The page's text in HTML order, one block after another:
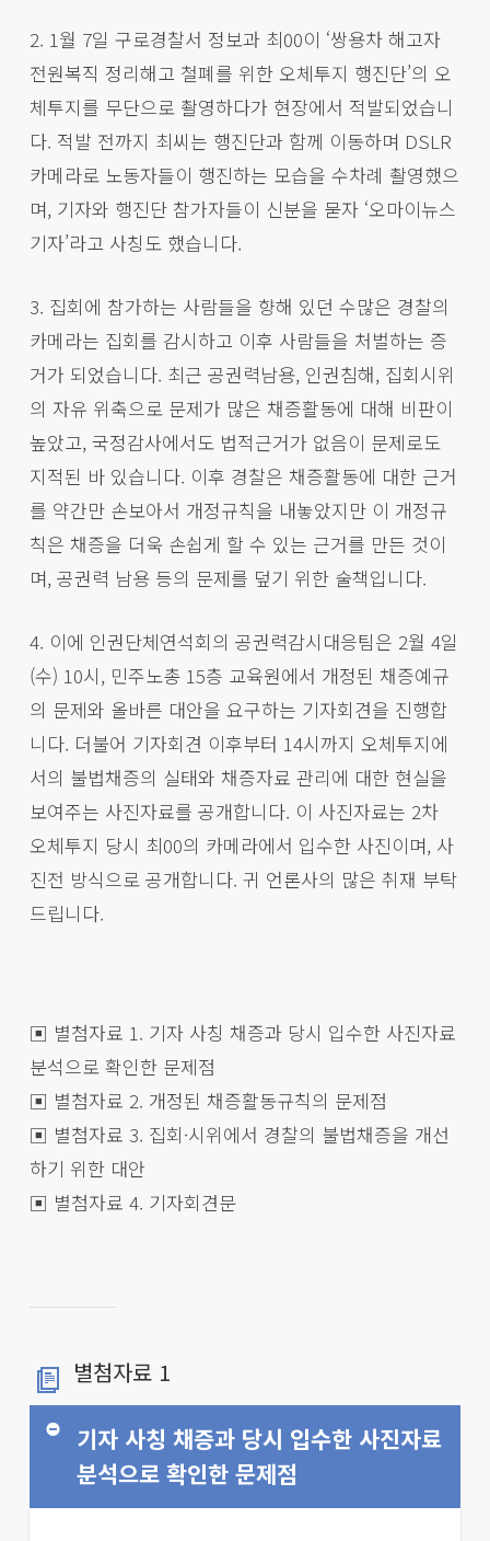
2. 1월 7일 구로경찰서 정보과 최00이 ‘쌍용차 해고자
전원복직 정리해고 철폐를 위한 오체투지 행진단’의 오
체투지를 무단으로 촬영하다가 현장에서 적발되었습니
다. 적발 전까지 최씨는 행진단과 함께 이동하며 DSLR
카메라로 노동자들이 행진하는 모습을 수차례 촬영했으
며, 기자와 행진단 참가자들이 신분을 묻자 ‘오마이뉴스
기자’라고 사칭도 했습니다.
3. 집회에 참가하는 사람들을 향해 있던 수많은 경찰의
카메라는 집회를 감시하고 이후 사람들을 처벌하는 증
거가 되었습니다. 최근 공권력남용, 인권침해, 집회시위
의 자유 위축으로 문제가 많은 채증활동에 대해 비판이
높았고, 국정감사에서도 법적근거가 없음이 문제로도
지적된 바 있습니다. 이후 경찰은 채증활동에 대한 근거
를 약간만 손보아서 개정규칙을 내놓았지만 이 개정규
칙은 채증을 더욱 손쉽게 할 수 있는 근거를 만든 것이
며, 공권력 남용 등의 문제를 덮기 위한 술책입니다.
4. 이에 인권단체연석회의 공권력감시대응팀은 2월 4일
(수) 10시, 민주노총 15층 교육원에서 개정된 채증예규
의 문제와 올바른 대안을 요구하는 기자회견을 진행합
니다. 더불어 기자회견 이후부터 14시까지 오체투지에
서의 불법채증의 실태와 채증자료 관리에 대한 현실을
보여주는 사진자료를 공개합니다. 이 사진자료는 2차
오체투지 당시 최00의 카메라에서 입수한 사진이며, 사
진전 방식으로 공개합니다. 귀 언론사의 많은 취재 부탁
드립니다.
▣ 별첨자료 1. 기자 사칭 채증과 당시 입수한 사진자료
분석으로 확인한 문제점
▣ 별첨자료 2. 개정된 채증활동규칙의 문제점
▣ 별첨자료 3. 집회·시위에서 경찰의 불법채증을 개선
하기 위한 대안
▣ 별첨자료 4. 기자회견문
별첨자료 1
기자 사칭 채증과 당시 입수한 사진자료
분석으로 확인한 문제점